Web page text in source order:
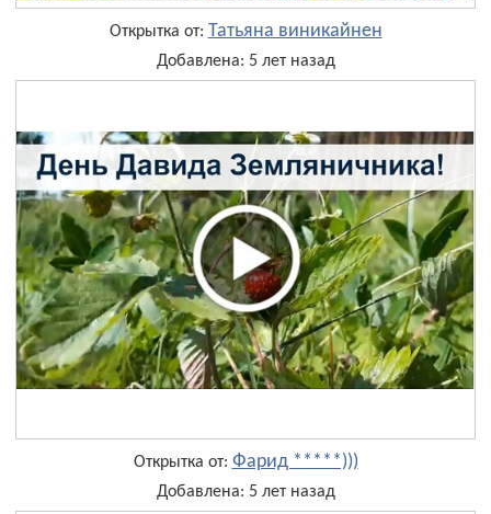
Открытка от: Татьяна виникайнен
Добавлена: 5 лет назад
Открытка от: Фарид *****)))
Добавлена: 5 лет назад